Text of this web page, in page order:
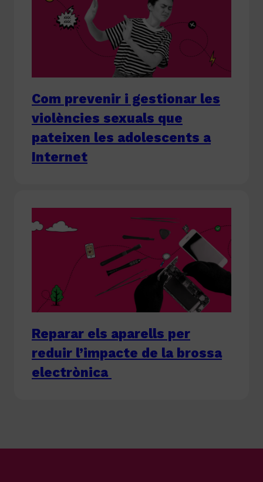
Com prevenir i gestionar les
violències sexuals que
pateixen les adolescents a
Internet
Reparar els aparells per
reduir l’impacte de la brossa
electrònica